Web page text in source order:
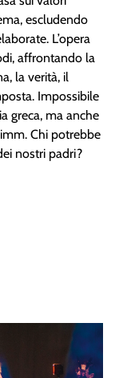
escludendo
L’opera
affrontando la
la verità, il
Impossibile
greca, ma anche
Chi potrebbe
nostri padri?